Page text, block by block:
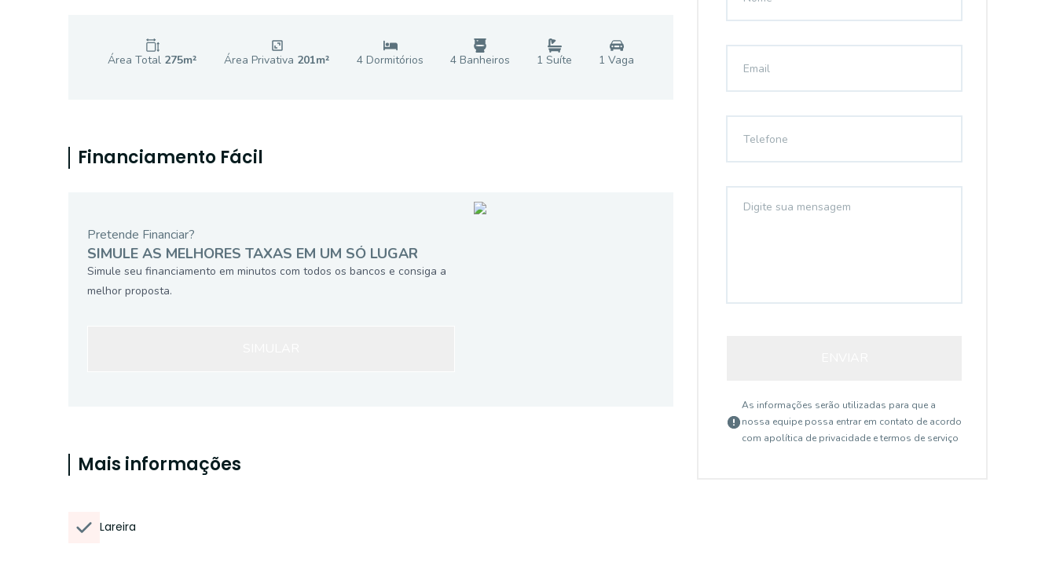
Área Total 275m² Área Privativa 201m² 4 Dormitórios 4 Banheiros 1 Suíte 1 Vaga
Financiamento Fácil
Pretende Financiar?
SIMULE AS MELHORES TAXAS EM UM SÓ LUGAR
Simule seu financiamento em minutos com todos os bancos e consiga a
melhor proposta.
Mais informações
Lareira
As informações serão utilizadas para que a
nossa equipe possa entrar em contato de acordo
com apolítica de privacidade e termos de serviço